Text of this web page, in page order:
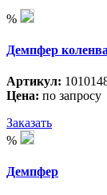
%
Демпфер
Артикул:
Цена: по запросу
Заказать
%
Демпфер